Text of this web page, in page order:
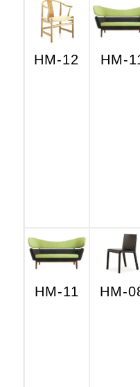
HM-12 HM-
HM-11 HM-